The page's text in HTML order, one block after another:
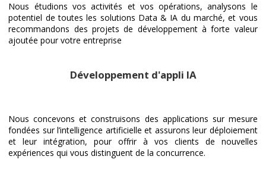
Nous étudions vos activités et vos opérations, analysons le
potentiel de toutes les solutions Data & IA du marché, et vous
recommandons des projets de développement à forte valeur
ajoutée pour votre entreprise
Développement d'appli IA
Nous concevons et construisons des applications sur mesure
fondées sur l’intelligence artificielle et assurons leur déploiement
et leur intégration, pour offrir à vos clients de nouvelles
expériences qui vous distinguent de la concurrence.